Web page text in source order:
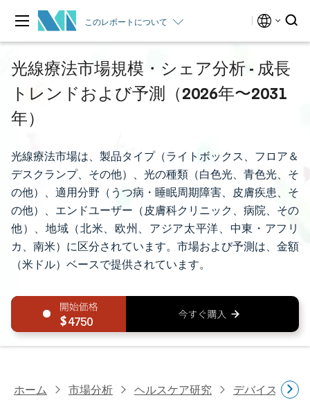
このレポートについて
光線療法市場規模・シェア分析 - 成長
トレンドおよび予測（2026年〜2031
年）
光線療法市場は、製品タイプ（ライトボックス、フロア＆
デスクランプ、その他）、光の種類（白色光、青色光、そ
の他）、適用分野（うつ病・睡眠周期障害、皮膚疾患、そ
の他）、エンドユーザー（皮膚科クリニック、病院、その
他）、地域（北米、欧州、アジア太平洋、中東・アフリ
カ、南米）に区分されています。市場および予測は、金額
（米ドル）ベースで提供されています。
4750
ホーム 市場分析 ヘルスケア研究 デバイス・医